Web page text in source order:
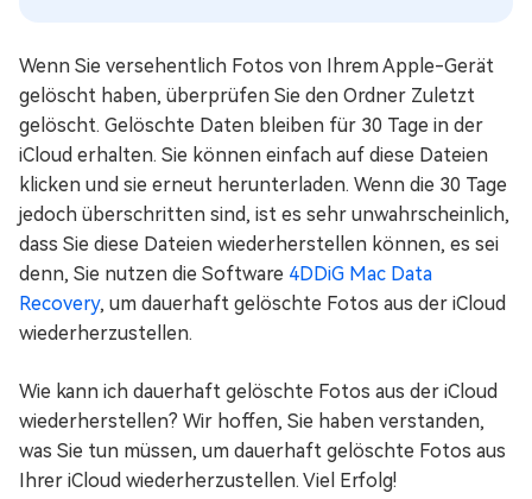
Wenn Sie versehentlich Fotos von Ihrem Apple-Gerät
gelöscht haben, überprüfen Sie den Ordner Zuletzt
gelöscht. Gelöschte Daten bleiben für 30 Tage in der
iCloud erhalten. Sie können einfach auf diese Dateien
klicken und sie erneut herunterladen. Wenn die 30 Tage
jedoch überschritten sind, ist es sehr unwahrscheinlich,
dass Sie diese Dateien wiederherstellen können, es sei
denn, Sie nutzen die Software 4DDiG Mac Data
Recovery, um dauerhaft gelöschte Fotos aus der iCloud
wiederherzustellen.
Wie kann ich dauerhaft gelöschte Fotos aus der iCloud
wiederherstellen? Wir hoffen, Sie haben verstanden,
was Sie tun müssen, um dauerhaft gelöschte Fotos aus
Ihrer iCloud wiederherzustellen. Viel Erfolg!